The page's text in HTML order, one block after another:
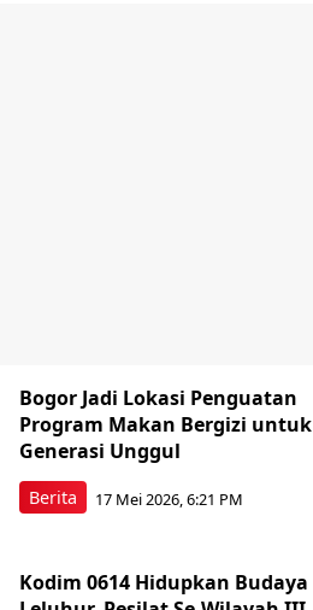
Berita
Bogor Jadi Lokasi Penguatan
Program Makan Bergizi untuk
Generasi Unggul
17 Mei 2026, 6:21 PM
Kodim 0614 Hidupkan Budaya